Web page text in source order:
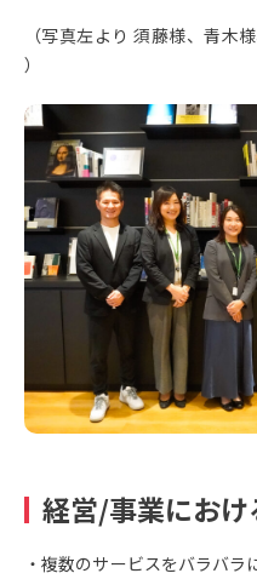
（写真左より 須藤様、青木
）
経営/事業におけ
・複数のサービスをバラバ